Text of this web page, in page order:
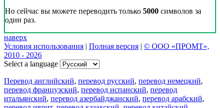
Но сейчас вы можете переводить только 5000 символов за
один раз.
наверх
Условия использования | Полная версия | © ООО «ПРОМТ»,
2010 - 2026
Select a language
Перевод английский, перевод русский, перевод немецкий,
перевод французский, перевод испанский, перевод
итальянский, перевод азербайджанский, перевод арабский,